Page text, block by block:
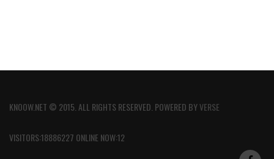
KNOOW.NET © 2015. ALL RIGHTS RESERVED. POWERED BYVERSE
VISITORS:18886227 ONLINE NOW:12